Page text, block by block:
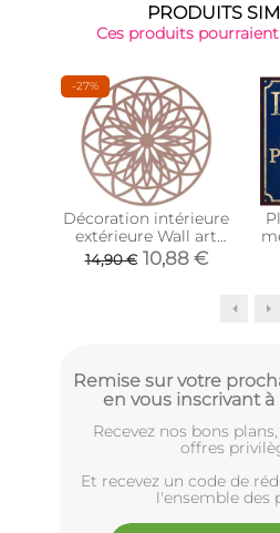
PRODUITS
Ces produits
-27%
Décoration intérieure
extérieure Wall art
Fairytale 40 cm
(Rose)
14,90 € 10,88 €
Remise sur votre
en vous inscrivant
Recevez nos bons
offres
Et recevez un code de
l'ensemble des